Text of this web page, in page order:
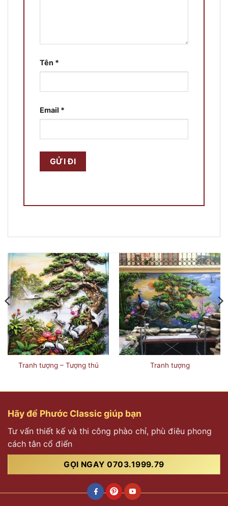
Tên *
Email *
Tranh tượng – Tượng thú Tranh tượng
Hãy để Phước Classic giúp bạn
Tư vấn thiết kế và thi công phào chỉ, phù điêu phong
cách tân cổ điển
GỌI NGAY 0703.1999.79